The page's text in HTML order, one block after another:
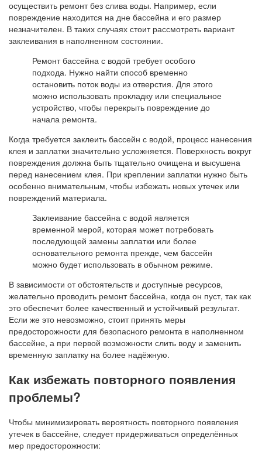
осуществить ремонт без слива воды. Например, если
повреждение находится на дне бассейна и его размер
незначителен. В таких случаях стоит рассмотреть вариант
заклеивания в наполненном состоянии.
Ремонт бассейна с водой требует особого
подхода. Нужно найти способ временно
остановить поток воды из отверстия. Для этого
можно использовать прокладку или специальное
устройство, чтобы перекрыть повреждение до
начала ремонта.
Когда требуется заклеить бассейн с водой, процесс нанесения
клея и заплатки значительно усложняется. Поверхность вокруг
повреждения должна быть тщательно очищена и высушена
перед нанесением клея. При креплении заплатки нужно быть
особенно внимательным, чтобы избежать новых утечек или
повреждений материала.
Заклеивание бассейна с водой является
временной мерой, которая может потребовать
последующей замены заплатки или более
основательного ремонта прежде, чем бассейн
можно будет использовать в обычном режиме.
В зависимости от обстоятельств и доступные ресурсов,
желательно проводить ремонт бассейна, когда он пуст, так как
это обеспечит более качественный и устойчивый результат.
Если же это невозможно, стоит принять меры
предосторожности для безопасного ремонта в наполненном
бассейне, а при первой возможности слить воду и заменить
временную заплатку на более надёжную.
Как избежать повторного появления
проблемы?
Чтобы минимизировать вероятность повторного появления
утечек в бассейне, следует придерживаться определённых
мер предосторожности: